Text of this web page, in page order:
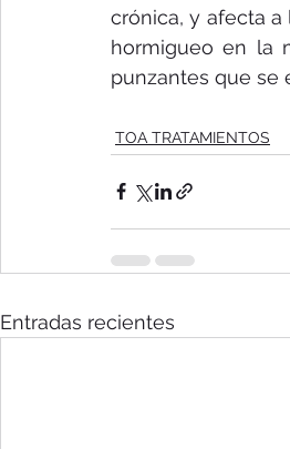
crónica, y afecta
hormigueo en la
punzantes que se
TOA TRATAMIENTOS
Entradas recientes